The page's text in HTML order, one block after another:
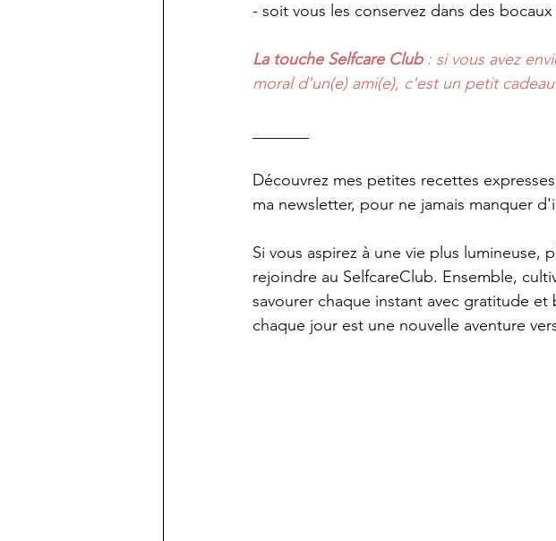
- soit vous les conservez dans des
La touche Selfcare Club : si vous avez
moral d'un(e) ami(e), c'est un petit
Découvrez mes petites recettes
ma newsletter, pour ne jamais manquer
Si vous aspirez à une vie plus lumineuse,
rejoindre au SelfcareClub. Ensemble,
savourer chaque instant avec gratitude
chaque jour est une nouvelle aventure